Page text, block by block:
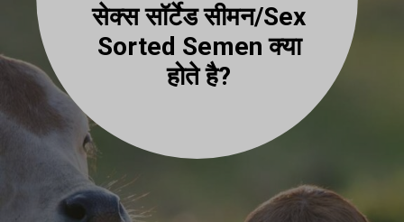
सेक्स सॉर्टेड सीमन/Sex
Sorted Semen क्या
होते है?